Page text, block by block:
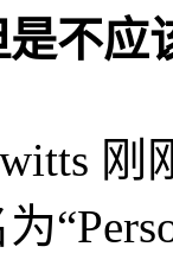
不应
刚